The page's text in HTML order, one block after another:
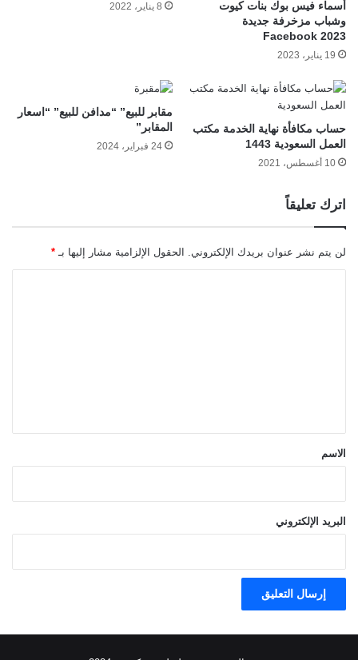
أسماء فيس بوك بنات كيوت
وشباب مزخرفة جديدة
Facebook 2023
19 يناير، 2023
8 يناير، 2022
حساب مكافأة نهاية الخدمة مكتب
العمل السعودية 1443
10 أغسطس، 2021
مقابر للبيع” “مدافن للبيع” “اسعار
المقابر”
24 فبراير، 2024
اترك تعليقاً
لن يتم نشر عنوان بريدك الإلكتروني. الحقول الإلزامية مشار إليها بـ *
*الاسم
البريد الإلكتروني